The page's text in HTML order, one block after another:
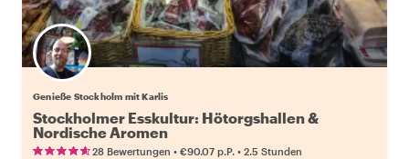
Genieße Stockholm mit Karlis
Stockholmer Esskultur: Hötorgshallen &
Nordische Aromen
28 Bewertungen • €90.07 p.P. • 2.5 Stunden